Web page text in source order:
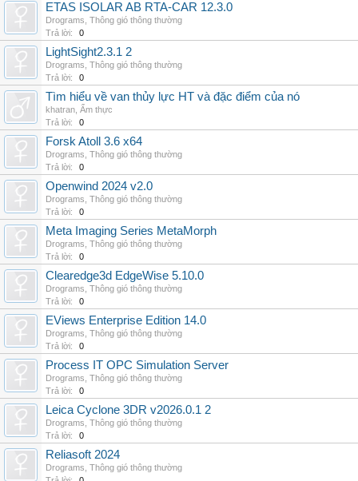
ETAS ISOLAR AB RTA-CAR 12.3.0
Drograms Thông gió thông thường
Trả lời:
0
LightSight2.3.1 2
Drograms Thông gió thông thường
Trả lời:
0
Tìm hiểu về van thủy lực HT và đặc điểm của nó
khatran Ẩm thực
Trả lời:
0
Forsk Atoll 3.6 x64
Drograms Thông gió thông thường
Trả lời:
0
Openwind 2024 v2.0
Drograms Thông gió thông thường
Trả lời:
0
Meta Imaging Series MetaMorph
Drograms Thông gió thông thường
Trả lời:
0
Clearedge3d EdgeWise 5.10.0
Drograms Thông gió thông thường
Trả lời:
0
EViews Enterprise Edition 14.0
Drograms Thông gió thông thường
Trả lời:
0
Process IT OPC Simulation Server
Drograms Thông gió thông thường
Trả lời:
0
Leica Cyclone 3DR v2026.0.1 2
Drograms Thông gió thông thường
Trả lời:
0
Reliasoft 2024
Drograms Thông gió thông thường